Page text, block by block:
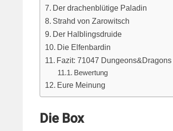
Der drachenblütige Paladin
Strahd von Zarowitsch
Der Halblingsdruide
Die Elfenbardin
Fazit: 71047
Bewertung
Eure Meinung
Die Box